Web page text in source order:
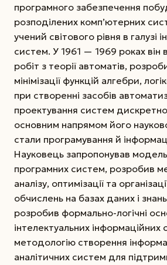
програмного забезпечення
розподілених комп’ютерних
учений світового рівня в галузі
систем. У 1961 — 1969 роках він
робіт з теорії автоматів,
мінімізації функцій алгебри,
при створенні засобів
проектування систем
основним напрямом його
стали програмування й
Науковець запропонував
програмних систем, розробив
аналізу, оптимізації та
обчислень на базах даних і
розробив формально-логічні
інтелектуальних інформаційних
методологію створення
аналітичних систем для